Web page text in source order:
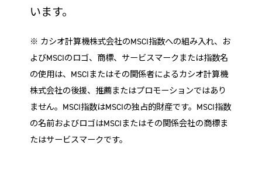
います。
※ カシオ計算機株式会社のMSCI指数への組み入れ、お
よびMSCIのロゴ、商標、サービスマークまたは指数名
の使用は、MSCIまたはその関係者によるカシオ計算機
株式会社の後援、推薦またはプロモーションではあり
ません。MSCI指数はMSCIの独占的財産です。MSCI指数
の名前およびロゴはMSCIまたはその関係会社の商標ま
たはサービスマークです。